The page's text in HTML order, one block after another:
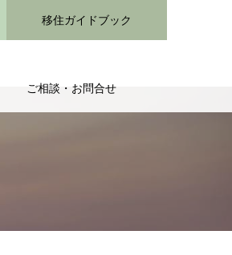
移住ガイドブック
ご相談・お問合せ